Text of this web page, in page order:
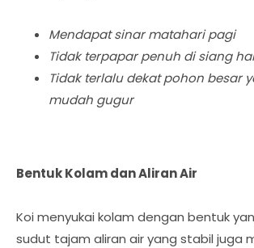
Mendapat sinar matahari pagi
Tidak terpapar penuh di siang
Tidak terlalu dekat pohon besar
mudah gugur
Bentuk Kolam dan Aliran Air
Koi menyukai kolam dengan bentuk
sudut tajam aliran air yang stabil juga